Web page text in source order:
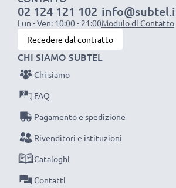
1x batteria da 1000 mAh: circa 2 ore
1x batteria da 2000 mAh: circa 4 ore
1x batteria da 3000 mAh
NOTA BENE:
raggiungimento di efficienza
completamente le batterie prima
Non lasciarti scappare neanche uno
questo caricabatteria intelligente,
LCD, marcato CELLONIC. Ordina
02 124 121 102
Lun - Ven: 10:00 - 21:00Modulo di Contatto
Recedere dal contratto
CHI SIAMO SUBTEL
Chi siamo
FAQ
Pagamento e spedizione
Rivenditori e istituzioni
Cataloghi
Contatti